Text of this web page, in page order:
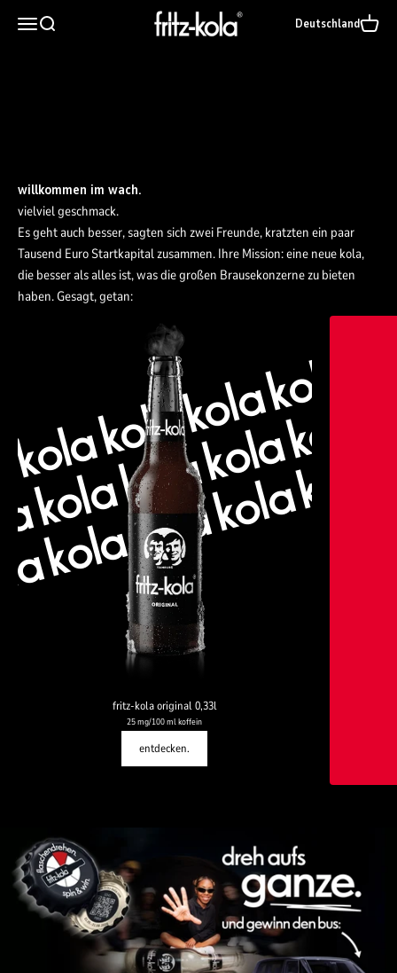
Navigationsmenü öffnen
Suche öffnen fritz-kola GmbH Deutschland
vielviel geschmack.
willkommen im wach.
vielviel geschmack.
Es geht auch besser, sagten sich zwei Freunde, kratzten ein paar
Tausend Euro Startkapital zusammen. Ihre Mission: eine neue kola,
die besser als alles ist, was die großen Brausekonzerne zu bieten
haben. Gesagt, getan:
fritz-kola original 0,33l
25 mg/100 ml koffein
entdecken.